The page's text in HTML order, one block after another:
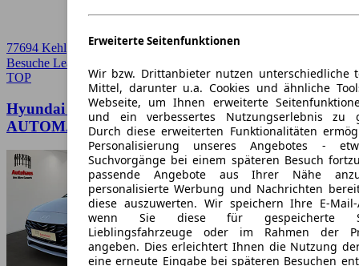
Erweiterte Seitenfunktionen
Wir bzw. Drittanbieter nutzen unterschiedliche
Mittel, darunter u.a. Cookies und ähnliche
Webseite, um Ihnen erweiterte
und ein verbessertes Nutzungserlebnis zu
Durch diese erweiterten Funktionalitäten
Personalisierung unseres Angebotes -
Suchvorgänge bei einem späteren Besuch
passende Angebote aus Ihrer Nähe
personalisierte Werbung und Nachrichten
diese auszuwerten. Wir speichern Ihre E-Mail-
wenn Sie diese für gespeicherte
Lieblingsfahrzeuge oder im Rahmen der
angeben. Dies erleichtert Ihnen die Nutzung
eine erneute Eingabe bei späteren Besuchen
77694 Kehl
Besuche Leasingmarkt
TOP
Hyundai i20
AUTOMAT+NAVI+APPLE/